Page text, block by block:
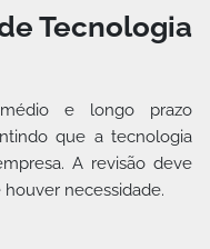
Tecnologia
e longo prazo
que a tecnologia
A revisão deve
necessidade.